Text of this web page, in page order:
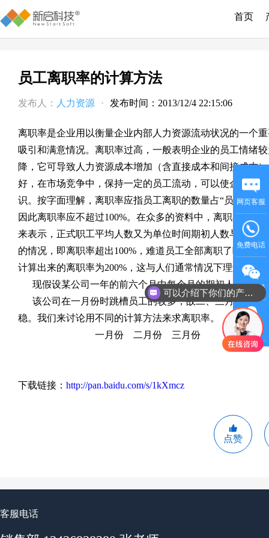
首页
员工离职率的计算方法
发布人： 人力资源 · 发布时间：2013/12/4 22:15:06
离职率是企业用以衡量企业内部人力资源流动状况的一个
吸引和满意情况。离职率过高，一般表明企业的员工情绪
降，它可导致人力资源成本增加（含直接成本和间接成本
好，在市场竞争中，保持一定的员工流动，可以使企业利
识。按字面理解，离职率应指员工离职的数量占“员工”的比
因此离职率应不超过100%。在众多的资料中，离职率通常
来表示，正式职工平均人数又为单位时间期初人数与期末
的情况，即离职率超出100% ，难道员工全部离职了吗？如
计算出来的离职率为200% ，这与人们通常情况下理解的离
现假设某公司一年的前六个月中每个月的期初人数、期
该公司在一月份时跳槽员工的较多，故二、三月份开始
稳。我们来讨论用不同的计算方法来求离职率。
一月份 二月份 三月份
下载链接： http://pan.baidu.com/s/1kXmcz
点赞
客服电话
网页客服
免费电话
微信沟通
QQ客服
可以介绍下你们的产品么